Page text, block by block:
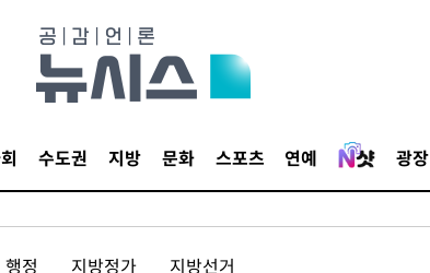
수도권 지방 문화 스포츠 연예 광장
행정 지방정가 지방선거